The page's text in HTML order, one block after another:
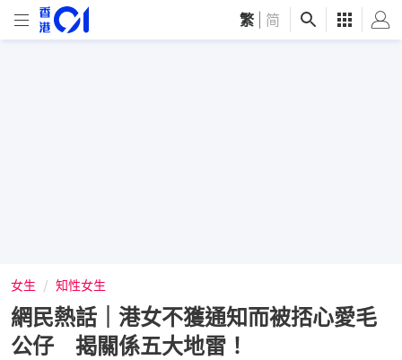
繁 简
女生 知性女生
網民熱話｜港女不獲通知而被㧵心愛毛
公仔 揭關係五大地雷！